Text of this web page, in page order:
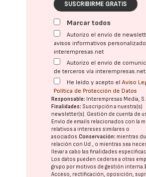
SUSCRIBIRME GRATIS
Marcar todos
Autorizo el envío de
avisos informativos
interempresas.net
Autorizo el envío de
de terceros vía interempresas.net
He leído y acepto elAviso
Política de Protección de Datos
Responsable: Interempresas Media,
Finalidades: Suscripción a nuestra(s)
newsletter(s). Gestión de cuenta de
Envío de emails relacionados con la
relativos a intereses similares o
asociados.Conservación: mientras
relación con Ud., o mientras sea
llevar a cabo las finalidades
Los datos pueden cederse a otras
grupo por motivos de gestión interna.
Acceso, rectificación, oposición,